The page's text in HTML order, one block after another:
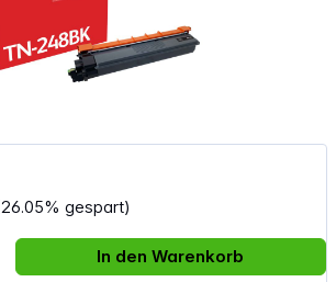
gespart)
Gib den gewünschten
In den Warenkorb